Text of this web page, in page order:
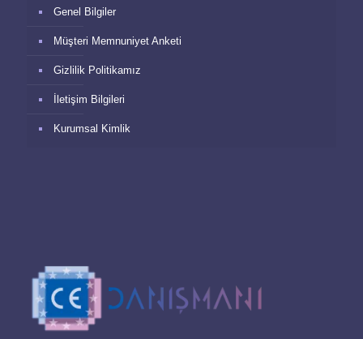
Genel Bilgiler
Müşteri Memnuniyet Anketi
Gizlilik Politikamız
İletişim Bilgileri
Kurumsal Kimlik